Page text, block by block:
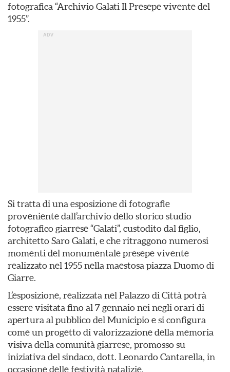
fotografica “Archivio Galati Il Presepe vivente del
1955”.
Si tratta di una esposizione di fotografie
proveniente dall’archivio dello storico studio
fotografico giarrese “Galati”, custodito dal figlio,
architetto Saro Galati, e che ritraggono numerosi
momenti del monumentale presepe vivente
realizzato nel 1955 nella maestosa piazza Duomo di
Giarre.
L’esposizione, realizzata nel Palazzo di Città potrà
essere visitata fino al 7 gennaio nei negli orari di
apertura al pubblico del Municipio e si configura
come un progetto di valorizzazione della memoria
visiva della comunità giarrese, promosso su
iniziativa del sindaco, dott. Leonardo Cantarella, in
occasione delle festività natalizie.